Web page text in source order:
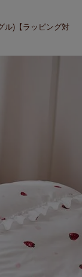
ル)【ラッピング対